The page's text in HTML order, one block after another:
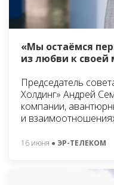
«Мы остаёмся
из любви к своей
Председатель
Холдинг» Андрей
компании,
и
16 июня ● ЭР-ТЕЛЕКОМ